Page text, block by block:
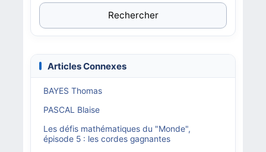
Rechercher
Articles Connexes
BAYES Thomas
PASCAL Blaise
Les défis mathématiques du "Monde",
épisode 5 : les cordes gagnantes